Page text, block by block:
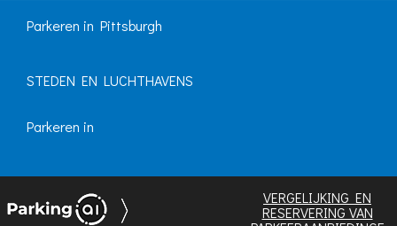
Parkeren in Pittsburgh
STEDEN EN LUCHTHAVENS
Parkeren in
VERGELIJKING EN
RESERVERING VAN